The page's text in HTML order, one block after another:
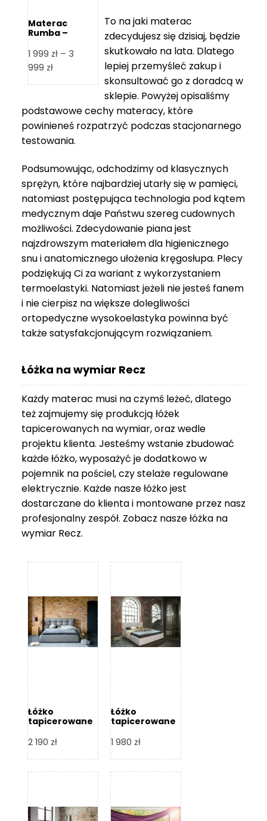
Materac
Rumba –
1 999 zł – 3
999 złZakres
1
999 zł
do
To na jaki materac
zdecydujesz się dzisiaj, będzie
skutkowało na lata. Dlatego
lepiej przemyśleć zakup i
skonsultować go z doradcą w
sklepie. Powyżej opisaliśmy
podstawowe cechy materacy, które
powinieneś rozpatrzyć podczas stacjonarnego
testowania.
Podsumowując, odchodzimy od klasycznych
sprężyn, które najbardziej utarły się w pamięci,
natomiast postępująca technologia pod kątem
medycznym daje Państwu szereg cudownych
możliwości. Zdecydowanie piana jest
najzdrowszym materiałem dla higienicznego
snu i anatomicznego ułożenia kręgosłupa. Plecy
podziękują Ci za wariant z wykorzystaniem
termoelastyki. Natomiast jeżeli nie jesteś fanem
i nie cierpisz na większe dolegliwości
ortopedyczne wysokoelastyka powinna być
także satysfakcjonującym rozwiązaniem.
Łóżka na wymiar Recz
Każdy materac musi na czymś leżeć, dlatego
też zajmujemy się produkcją łóżek
tapicerowanych na wymiar, oraz wedle
projektu klienta. Jesteśmy wstanie zbudować
każde łóżko, wyposażyć je dodatkowo w
pojemnik na pościel, czy stelaże regulowane
elektrycznie. Każde nasze łóżko jest
dostarczane do klienta i montowane przez nasz
profesjonalny zespół. Zobacz naszełóżka na
wymiar Recz.
Łóżko
tapicerowane
Design
2 190 zł
Łóżko
tapicerowane
Design
1 980 zł